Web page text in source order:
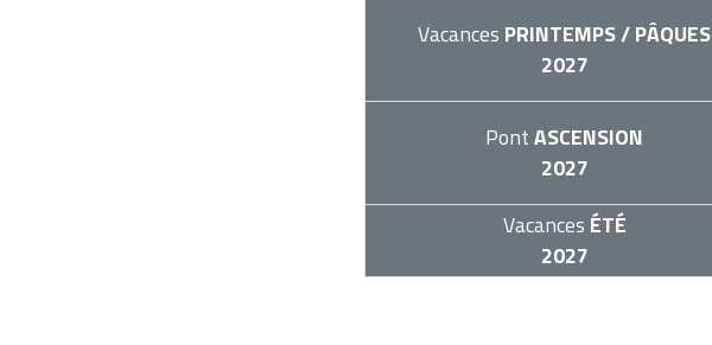
Vacances PRINTEMPS / PÂQUES
2027
PontASCENSION
2027
Vacances ÉTÉ
2027